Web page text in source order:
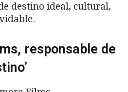
destino ideal, cultural,
responsable de